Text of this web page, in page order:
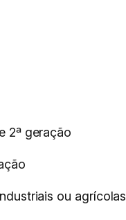
2ª geração
ou agrícolas